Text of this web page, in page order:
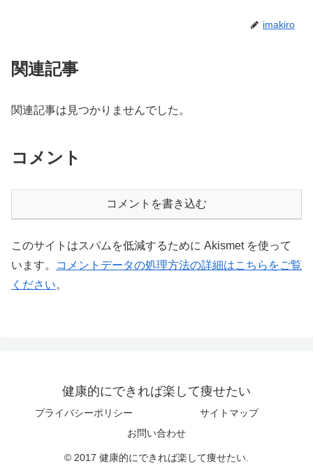
imakiro
関連記事
関連記事は見つかりませんでした。
コメント
コメントを書き込む
このサイトはスパムを低減するために Akismet を使って
います。
コメントデータの処理方法の詳細はこちらをご覧
ください。
健康的にできれば楽して痩せたい
プライバシーポリシー
サイトマップ
お問い合わせ
© 2017 健康的にできれば楽して痩せたい.